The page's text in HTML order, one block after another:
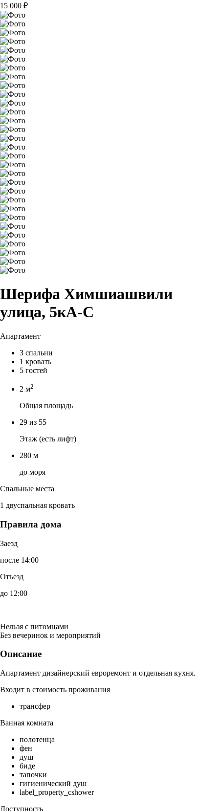
15 000 ₽
Шерифа Химшиашвили
улица, 5кA-C
Апартамент
3 спальни
1 кровать
5 гостей
2 м2
Общая площадь
29 из 55
Этаж (есть лифт)
280 м
до моря
Спальные места
1 двуспальная кровать
Правила дома
Заезд
после 14:00
Отъезд
до 12:00
Нельзя с питомцами
Без вечеринок и мероприятий
Описание
Апартамент дизайнерский евроремонт и отдельная кухня.
Входит в стоимость проживания
трансфер
Ванная комната
полотенца
фен
душ
биде
тапочки
гигиенический душ
label_property_cshower
Доступность